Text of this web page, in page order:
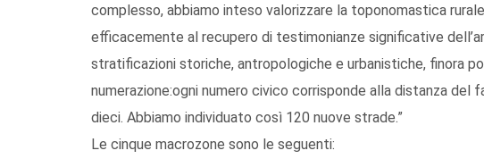
complesso, abbiamo inteso valorizzare la toponomastica
efficacemente al recupero di testimonianze significative
stratificazioni storiche, antropologiche e urbanistiche, finora
numerazione:ogni numero civico corrisponde alla distanza del
dieci. Abbiamo individuato così 120 nuove strade.”
Le cinque macrozone sono le seguenti: